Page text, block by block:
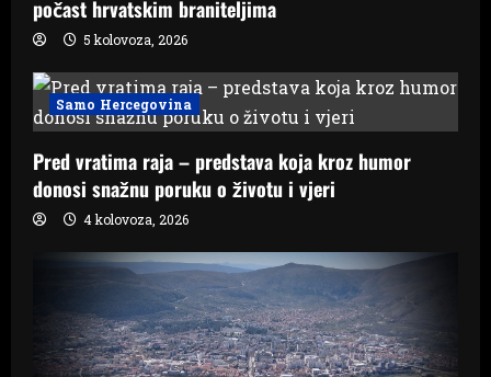
a
t
i
o
n
počast hrvatskim braniteljima
5 kolovoza, 2026
Samo Hercegovina
Pred vratima raja – predstava koja kroz humor
donosi snažnu poruku o životu i vjeri
4 kolovoza, 2026